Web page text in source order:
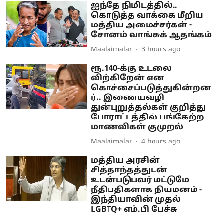
ஐந்தே நிமிடத்தில்..
கொடுத்த வாக்கை மீறிய
மத்திய அமைச்சர்கள் -
சோனம் வாங்சுக் ஆதங்கம்
Maalaimalar 3 hours ago
ரூ.140-க்கு உடலை
விற்கிறேன் என
கொச்சைப்படுத்துகின்றன
ர்.. இணையவழி
துன்புறுத்தல்கள் குறித்து
போராட்டத்தில் பங்கேற்ற
மாணவிகள் குமுறல்
Maalaimalar 4 hours ago
மத்திய அரசின்
சித்தாந்தத்துடன்
உடன்படுபவர் மட்டுமே
நீதிபதிகளாக நியமனம் -
இந்தியாவின் முதல்
LGBTQ+ எம்.பி பேச்சு